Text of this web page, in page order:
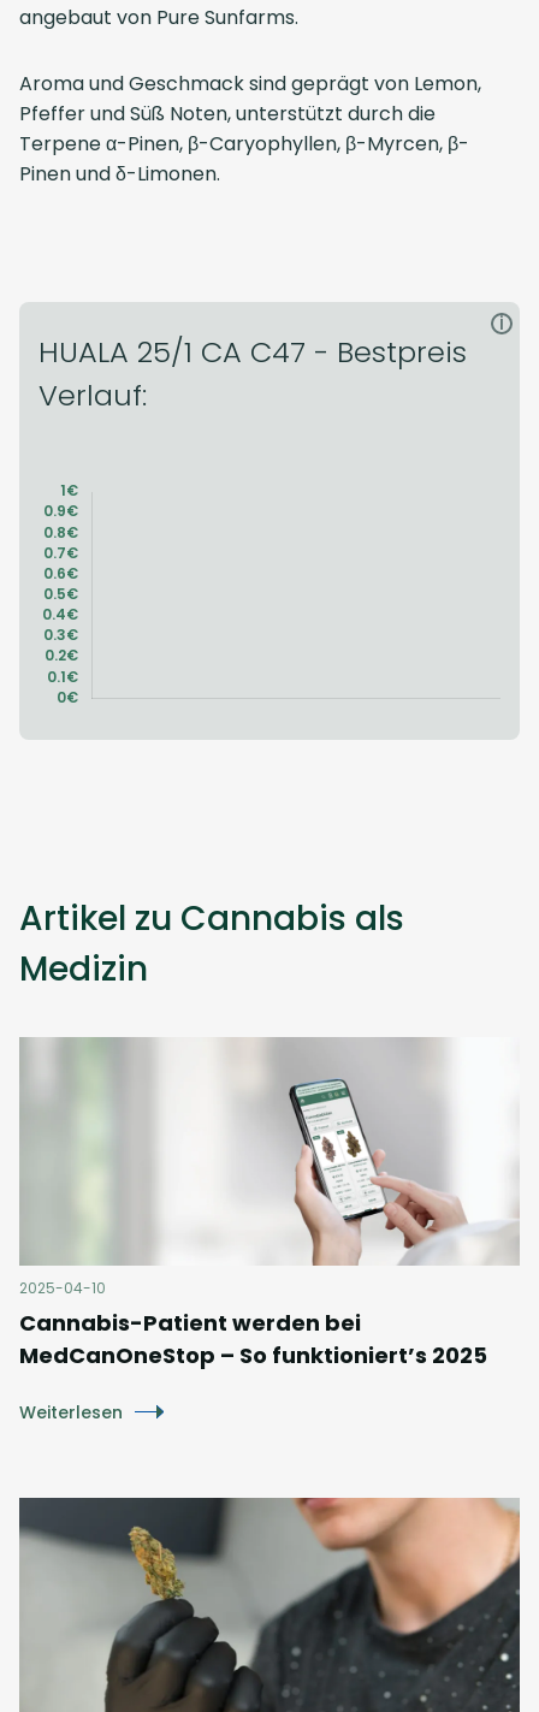
angebaut von Pure Sunfarms.
Aroma und Geschmack sind geprägt von Lemon,
Pfeffer und Süß Noten, unterstützt durch die
Terpene α-Pinen, β-Caryophyllen, β-Myrcen, β-
Pinen und δ-Limonen.
HUALA 25/1 CA C47 - Bestpreis
Verlauf:
i
Artikel zu Cannabis als
Medizin
2025-04-10
Cannabis-Patient werden bei
MedCanOneStop – So funktioniert’s 2025
Weiterlesen